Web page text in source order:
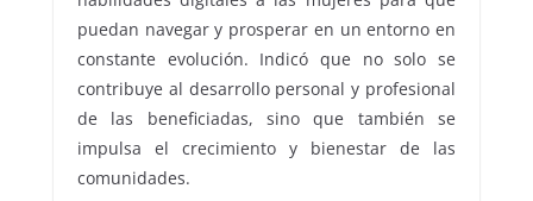
puedan navegar y prosperar en un entorno en
constante evolución. Indicó que no solo se
contribuye al desarrollo personal y profesional
de las beneficiadas, sino que también se
impulsa el crecimiento y bienestar de las
comunidades.